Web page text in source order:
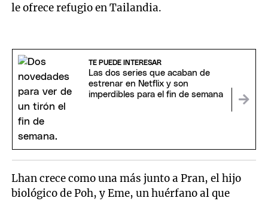
le ofrece refugio en Tailandia.
TE PUEDE INTERESAR
Las dos series que acaban de
estrenar en Netflix y son
imperdibles para el fin de semana
Lhan crece como una más junto a Pran, el hijo
biológico de Poh, y Eme, un huérfano al que